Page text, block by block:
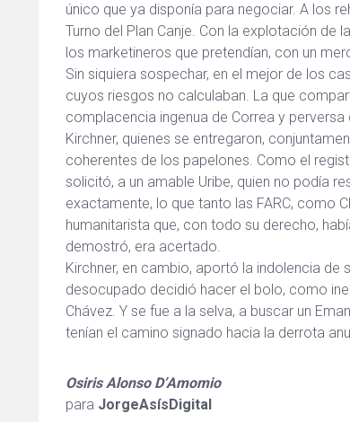
único que ya disponía para negociar. A los
Turno del Plan Canje. Con la explotación de
los marketineros que pretendían, con un
Sin siquiera sospechar, en el mejor de los
cuyos riesgos no calculaban. La que
complacencia ingenua de Correa y
Kirchner, quienes se entregaron,
coherentes de los papelones. Como el
solicitó, a un amable Uribe, quien no podía
exactamente, lo que tanto las FARC, como
humanitarista que, con todo su derecho,
demostró, era acertado.
Kirchner, en cambio, aportó la indolencia
desocupado decidió hacer el bolo, como
Chávez. Y se fue a la selva, a buscar un
tenían el camino signado hacia la derrota
Osiris Alonso D’Amomio
para JorgeAsísDigital